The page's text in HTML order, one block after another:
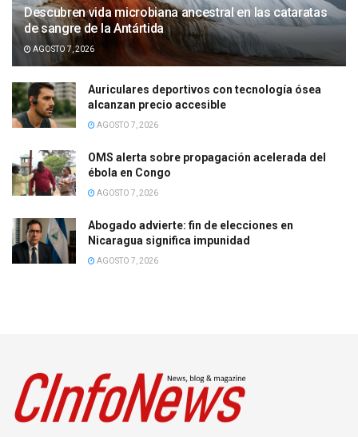
Descubren vida microbiana ancestral en las cataratas
de sangre de la Antártida
AGOSTO 7, 2026
Auriculares deportivos con tecnología ósea
alcanzan precio accesible
AGOSTO 7, 2026
OMS alerta sobre propagación acelerada del
ébola en Congo
AGOSTO 7, 2026
Abogado advierte: fin de elecciones en
Nicaragua significa impunidad
AGOSTO 7, 2026